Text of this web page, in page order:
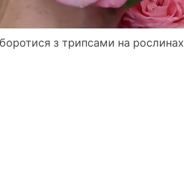
з трипсами на рослинах